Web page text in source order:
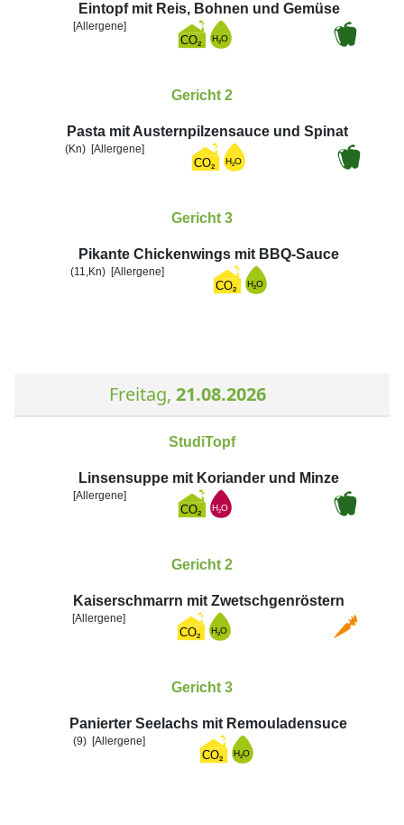
Eintopf mit Reis, Bohnen und Gemüse
[Allergene]
Gericht 2
Pasta mit Austernpilzensauce und Spinat
(Kn) [Allergene]
Gericht 3
Pikante Chickenwings mit BBQ-Sauce
(11,Kn) [Allergene]
Freitag, 21.08.2026
StudiTopf
Linsensuppe mit Koriander und Minze
[Allergene]
Gericht 2
Kaiserschmarrn mit Zwetschgenröstern
[Allergene]
Gericht 3
Panierter Seelachs mit Remouladensuce
(9) [Allergene]